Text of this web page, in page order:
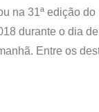
na 31ª edição
durante o dia
Entre os